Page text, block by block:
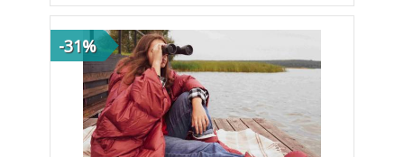
Ткань
Лаке/
Батист
Производитель
German
Grass
(Австрия)
-31%